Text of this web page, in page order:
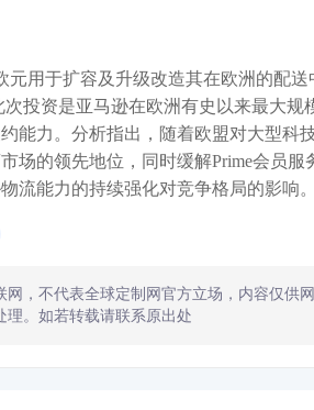
元用于扩容及升级改造其在欧洲的配
投资是亚马逊在欧洲有史以来最大
能力。分析指出，随着欧盟对大型科
场的领先地位，同时缓解Prime会员
流能力的持续强化对竞争格局的影响。
网，不代表全球定制网官方立场，内容仅供
理。如若转载请联系原出处